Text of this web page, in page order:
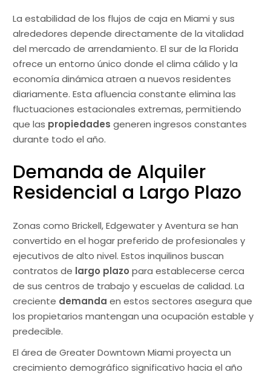
La estabilidad de los flujos de caja en Miami y sus
alrededores depende directamente de la vitalidad
del mercado de arrendamiento. El sur de la Florida
ofrece un entorno único donde el clima cálido y la
economía dinámica atraen a nuevos residentes
diariamente. Esta afluencia constante elimina las
fluctuaciones estacionales extremas, permitiendo
que las propiedades generen ingresos constantes
durante todo el año.
Demanda de Alquiler
Residencial a Largo Plazo
Zonas como Brickell, Edgewater y Aventura se han
convertido en el hogar preferido de profesionales y
ejecutivos de alto nivel. Estos inquilinos buscan
contratos de largo plazo para establecerse cerca
de sus centros de trabajo y escuelas de calidad. La
creciente demanda en estos sectores asegura que
los propietarios mantengan una ocupación estable y
predecible.
El área de Greater Downtown Miami proyecta un
crecimiento demográfico significativo hacia el año